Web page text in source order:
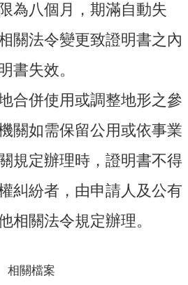
為八個月，期滿自動失
關法令變更致證明書之內
書失效。
合併使用或調整地形之參
關如需保留公用或依事業
規定辦理時，證明書不得
糾紛者，由申請人及公有
相關法令規定辦理。
相關檔案